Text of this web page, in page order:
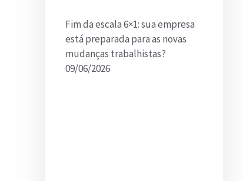
Fim da escala 6×1: sua empresa
está preparada para as novas
mudanças trabalhistas?
09/06/2026